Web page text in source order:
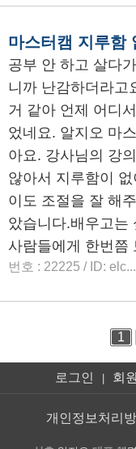
로그인 회
개인정보처리